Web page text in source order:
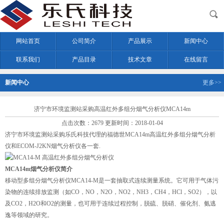
网站首页 公司简介 产品展示 新闻中心
联系我们 产品目录 技术文章 在线留言
新闻中心 更多>>
济宁市环境监测站采购高温红外多组分烟气分析仪MCA14m
点击次数：2679 更新时间：2018-01-04
济宁市环境监测站采购乐氏科技代理的福德世MCA14m高温红外多组分烟气分析
仪和ECOM-J2KN烟气分析仪各一套.
MCA14m烟气分析仪简介
移动型多组分烟气分析仪MCA14-M是一套抽取式连续测量系统。它可用于气体污
染物的连续排放监测（如CO，NO，N2O，NO2，NH3，CH4，HCl，SO2），以
及CO2，H2O和O2的测量，也可用于连续过程控制，脱硫、脱硝、催化剂、氨逃
逸等领域的研究。